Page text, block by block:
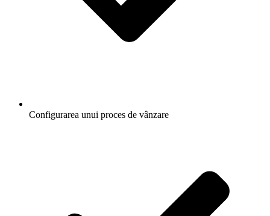
Configurarea unui proces de vânzare